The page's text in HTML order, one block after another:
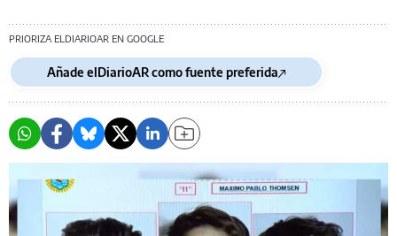
PRIORIZA ELDIARIOAR EN GOOGLE
Añade elDiarioAR como fuente preferida